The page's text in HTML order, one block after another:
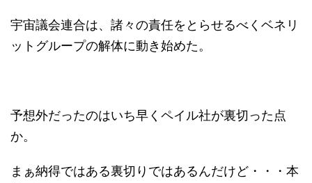
宇宙議会連合は、諸々の責任をとらせるべくベネリ
ットグループの解体に動き始めた。
予想外だったのはいち早くペイル社が裏切った点
か。
まぁ納得ではある裏切りではあるんだけど・・・本